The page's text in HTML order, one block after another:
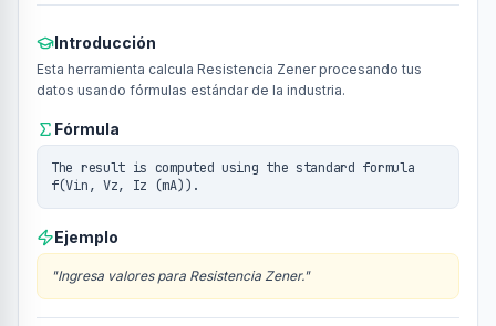
Introducción
Esta herramienta calcula Resistencia Zener procesando tus
datos usando fórmulas estándar de la industria.
Fórmula
The result is computed using the standard formula
f(Vin, Vz, Iz (mA)).
Ejemplo
"Ingresa valores para Resistencia Zener."